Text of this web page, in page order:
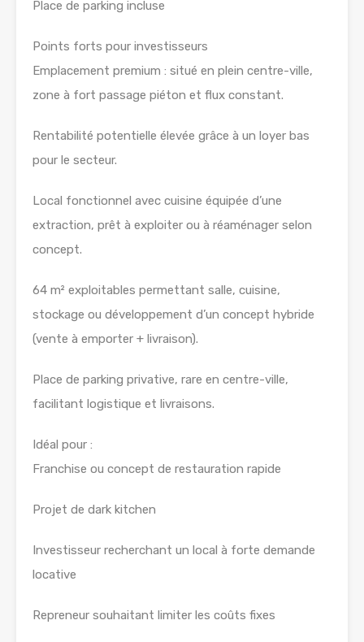
Place de parking incluse
Points forts pour investisseurs
Emplacement premium : situé en plein centre-ville,
zone à fort passage piéton et flux constant.
Rentabilité potentielle élevée grâce à un loyer bas
pour le secteur.
Local fonctionnel avec cuisine équipée d’une
extraction, prêt à exploiter ou à réaménager selon
concept.
64 m² exploitables permettant salle, cuisine,
stockage ou développement d’un concept hybride
(vente à emporter + livraison).
Place de parking privative, rare en centre-ville,
facilitant logistique et livraisons.
Idéal pour :
Franchise ou concept de restauration rapide
Projet de dark kitchen
Investisseur recherchant un local à forte demande
locative
Repreneur souhaitant limiter les coûts fixes